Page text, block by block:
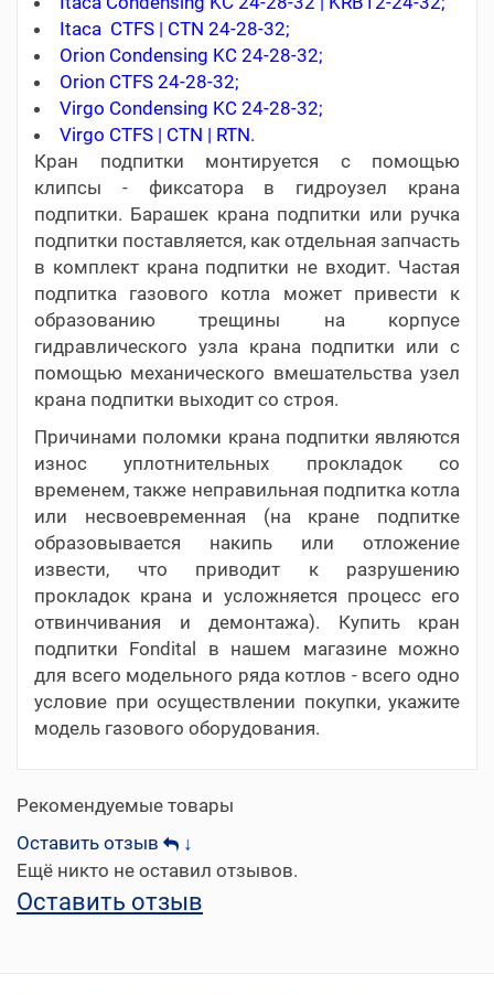
Itaca CTFS | CTN 24-28-32;
Orion Condensing KC 24-28-32;
Orion CTFS 24-28-32;
Virgo Condensing KC 24-28-32;
Virgo CTFS | CTN | RTN.
Кран подпитки монтируется с помощью
клипсы - фиксатора в гидроузел крана
подпитки. Барашек крана подпитки или ручка
подпитки поставляется, как отдельная запчасть
в комплект крана подпитки не входит. Частая
подпитка газового котла может привести к
образованию трещины на корпусе
гидравлического узла крана подпитки или с
помощью механического вмешательства узел
крана подпитки выходит со строя.
Причинами поломки крана подпитки являются
износ уплотнительных прокладок со
временем, также неправильная подпитка котла
или несвоевременная (на кране подпитке
образовывается накипь или отложение
извести, что приводит к разрушению
прокладок крана и усложняется процесс его
отвинчивания и демонтажа). Купить кран
подпитки Fondital в нашем магазине можно
для всего модельного ряда котлов - всего одно
условие при осуществлении покупки, укажите
модель газового оборудования.
Рекомендуемые товары
Оставить отзыв
↓
Ещё никто не оставил отзывов.
Оставить отзыв